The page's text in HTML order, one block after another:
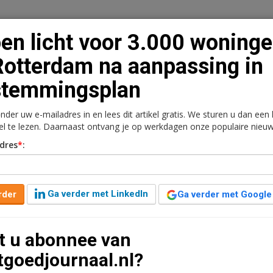
Vacaturebank Contact
Kantoren Retail Logistiek Juridisch | Fiscaal
in Rotterdam
woningen in de Rijnhaven mag doorgaan van de
heeft de bezwaren van omwonenden, op één na,
licht voor 3.000
na aanpassing in
uw e-mailadres in en lees dit artikel gratis. We sturen u dan een
te lezen. Daarnaast ontvang je op werkdagen onze populaire
*:
Ga verder met LinkedIn Ga verder met Google
u abonnee van